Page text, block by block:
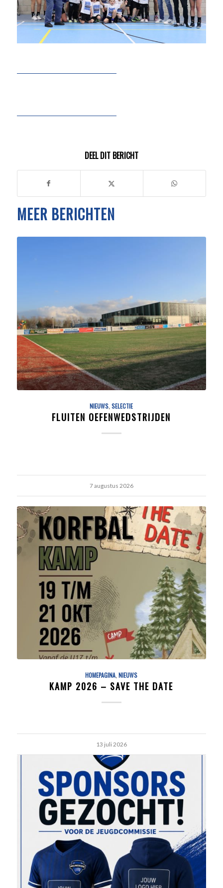
DEEL DIT BERICHT
MEER BERICHTEN
NIEUWS,SELECTIE
FLUITEN OEFENWEDSTRIJDEN
7 augustus 2026
HOMEPAGINA,NIEUWS
KAMP 2026 – SAVE THE DATE
13 juli 2026